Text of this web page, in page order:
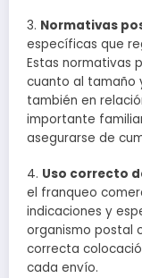
3. Normativas
específicas que
Estas normativas
cuanto al tamaño
también en
importante
asegurarse de
4. Uso correcto
el franqueo
indicaciones y
organismo postal
correcta
cada envío.